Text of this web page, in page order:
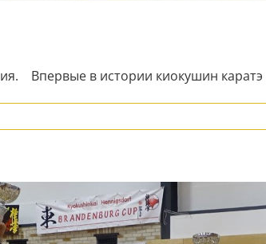
Впервые в истории киокушин